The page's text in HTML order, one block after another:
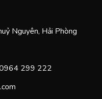
Nguyên, Hải Phòng
299 222